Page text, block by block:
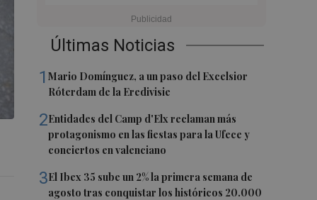
Últimas Noticias
1Mario Domínguez, a un paso del Excelsior
Róterdam de la Eredivisie
2Entidades del Camp d'Elx reclaman más
protagonismo en las fiestas para la Ufece y
conciertos en valenciano
3El Ibex 35 sube un 2% la primera semana de
agosto tras conquistar los históricos 20.000